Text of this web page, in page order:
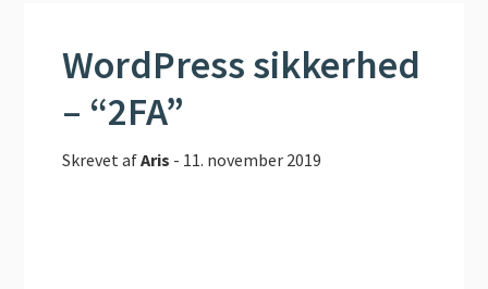
WordPress sikkerhed
– “2FA”
Skrevet afAris - 11. november 2019